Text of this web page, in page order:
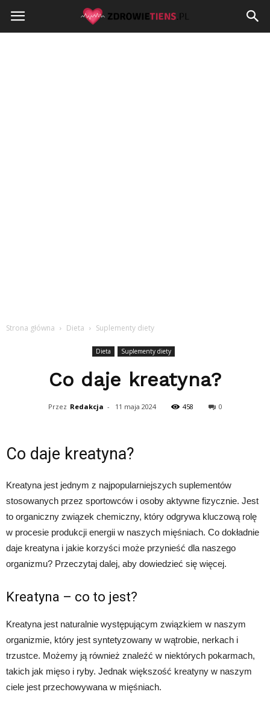
Zdrowietiens.pl
Strona główna Dieta Suplementy diety
Dieta Suplementy diety
Co daje kreatyna?
Przez Redakcja - 11 maja 2024 458 0
Co daje kreatyna?
Kreatyna jest jednym z najpopularniejszych suplementów
stosowanych przez sportowców i osoby aktywne fizycznie. Jest
to organiczny związek chemiczny, który odgrywa kluczową rolę
w procesie produkcji energii w naszych mięśniach. Co dokładnie
daje kreatyna i jakie korzyści może przynieść dla naszego
organizmu? Przeczytaj dalej, aby dowiedzieć się więcej.
Kreatyna – co to jest?
Kreatyna jest naturalnie występującym związkiem w naszym
organizmie, który jest syntetyzowany w wątrobie, nerkach i
trzustce. Możemy ją również znaleźć w niektórych pokarmach,
takich jak mięso i ryby. Jednak większość kreatyny w naszym
ciele jest przechowywana w mięśniach.